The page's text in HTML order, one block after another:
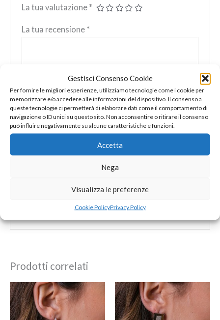
Gestisci Consenso Cookie
Per fornire le migliori esperienze, utilizziamo tecnologie come i cookie per
memorizzare e/o accedere alle informazioni del dispositivo. Il consenso a
queste tecnologie ci permetterà di elaborare dati come il comportamento di
navigazione o ID unici su questo sito. Non acconsentire o ritirare il consenso
può influire negativamente su alcune caratteristiche e funzioni.
Accetta
Nega
Visualizza le preferenze
Cookie PolicyPrivacy Policy
La tua valutazione *
La tua recensione *
Nome*
Email*
Salva il mio nome, email e sito web in questo browser per
Prodotti correlati